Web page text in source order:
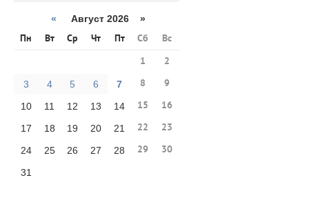
« Август 2026 »
Пн Вт Ср Чт Пт Сб
Вс
1
2
3 4 5 6 7 8 9
10 11 12 13 14 15 16
17 18 19 20 21 22 23
24 25 26 27 28 29 30
31